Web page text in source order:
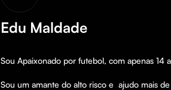
Edu Maldade
Sou Apaixonado por futebol, com apenas 14
Sou um amante do alto risco e  ajudo mais